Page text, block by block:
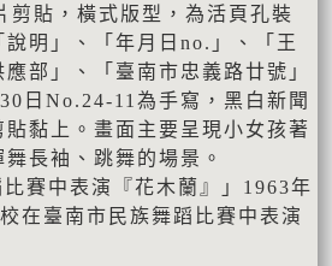
剪貼，橫式版型，為活頁孔裝
明」、「年月日no.」、「王
部」、「臺南市忠義路廿號」
日No.24-11為手寫，黑白新聞
黏上。畫面主要呈現小女孩著
長袖、跳舞的場景。
賽中表演『花木蘭』」1963年
在臺南市民族舞蹈比賽中表演